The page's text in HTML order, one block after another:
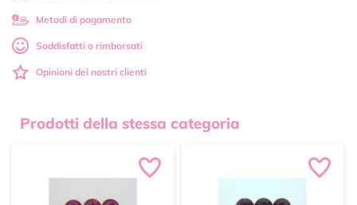
Metodi di pagamento
Soddisfatti o rimborsati
Opinioni dei nostri clienti
Prodotti della stessa categoria